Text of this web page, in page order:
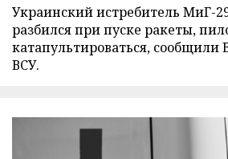
Украинский истребитель МиГ-
разбился при пуске ракеты,
катапультироваться,
ВСУ.